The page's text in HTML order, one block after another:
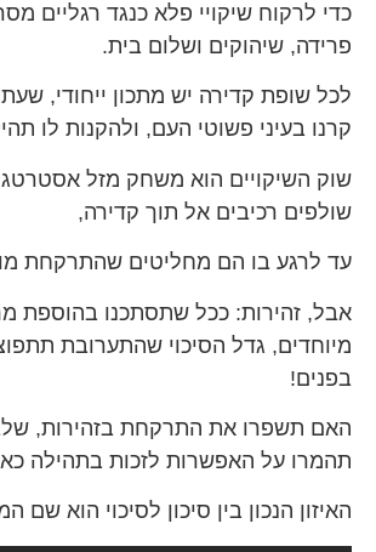
כדי לרקוח שיקויי פלא כנגד רגליים
פרידה, שיהוקים ושלום בית.
לכל שופת קדירה יש מתכון ייחודי,
קרנו בעיני פשוטי העם, ולהקנות לו
שוק השיקויים הוא משחק מזל
שולפים רכיבים אל תוך קדירה,
עד לרגע בו הם מחליטים שהתרקחת
אבל, זהירות: ככל שתסתכנו בהוספת
מיוחדים, גדל הסיכוי שהתערובת
בפנים!
האם תשפרו את התרקחת בזהירות,
תהמרו על האפשרות לזכות בתהילה
האיזון הנכון בין סיכון לסיכוי הוא שם